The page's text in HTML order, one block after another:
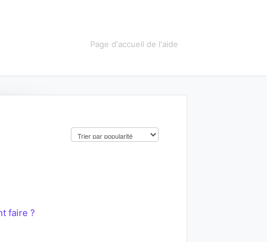
Page d'accueil de l'aide
faire ?